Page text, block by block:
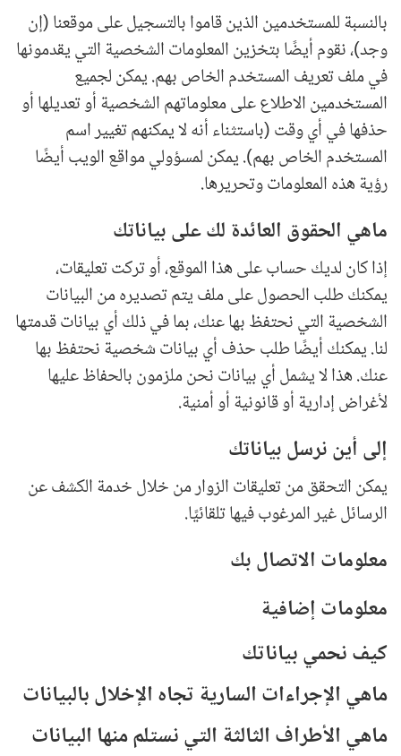
بالنسبة للمستخدمين الذين قاموا بالتسجيل على موقعنا (إن
وجد)، نقوم أيضًا بتخزين المعلومات الشخصية التي يقدمونها
في ملف تعريف المستخدم الخاص بهم. يمكن لجميع
المستخدمين الاطلاع على معلوماتهم الشخصية أو تعديلها أو
حذفها في أي وقت (باستثناء أنه لا يمكنهم تغيير اسم
المستخدم الخاص بهم). يمكن لمسؤولي مواقع الويب أيضًا
رؤية هذه المعلومات وتحريرها.
ماهي الحقوق العائدة لك على بياناتك
إذا كان لديك حساب على هذا الموقع، أو تركت تعليقات،
يمكنك طلب الحصول على ملف يتم تصديره من البيانات
الشخصية التي نحتفظ بها عنك، بما في ذلك أي بيانات قدمتها
لنا. يمكنك أيضًا طلب حذف أي بيانات شخصية نحتفظ بها
عنك. هذا لا يشمل أي بيانات نحن ملزمون بالحفاظ عليها
لأغراض إدارية أو قانونية أو أمنية.
إلى أين نرسل بياناتك
يمكن التحقق من تعليقات الزوار من خلال خدمة الكشف عن
الرسائل غير المرغوب فيها تلقائيًا.
معلومات الاتصال بك
معلومات إضافية
كيف نحمي بياناتك
ماهي الإجراءات السارية تجاه الإخلال بالبيانات
ماهي الأطراف الثالثة التي نستلم منها البيانات